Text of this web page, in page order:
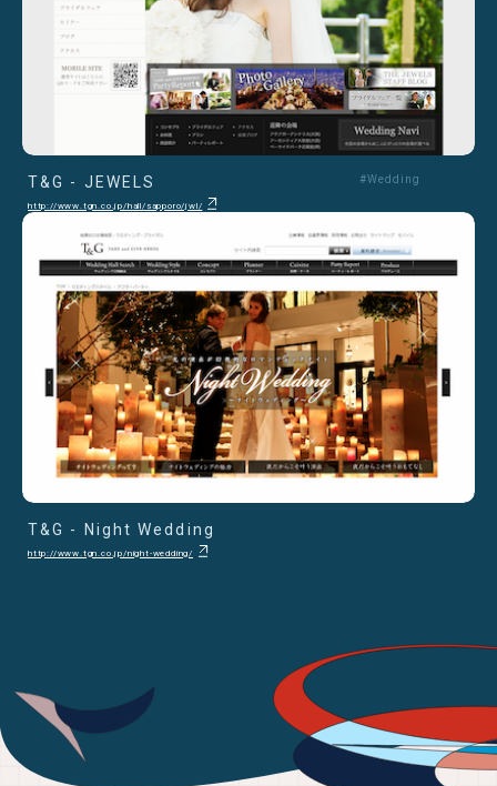
T&G - JEWELS
http://www.tgn.co.jp/hall/sapporo/jwl/
#Wedding
T&G - Night Wedding
http://www.tgn.co.jp/night-wedding/